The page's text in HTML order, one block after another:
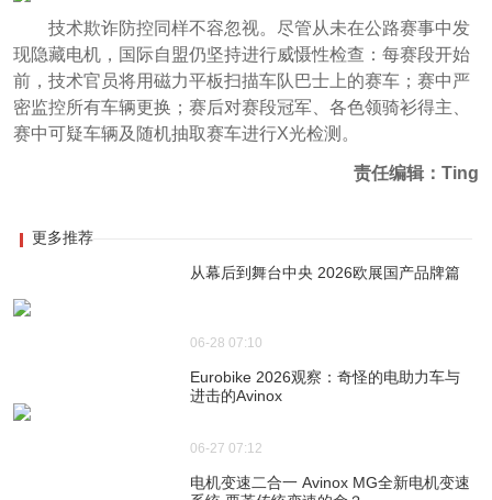
技术欺诈防控同样不容忽视。尽管从未在公路赛事中发
现隐藏电机，国际自盟仍坚持进行威慑性检查：每赛段开始
前，技术官员将用磁力平板扫描车队巴士上的赛车；赛中严
密监控所有车辆更换；赛后对赛段冠军、各色领骑衫得主、
赛中可疑车辆及随机抽取赛车进行X光检测。
责任编辑：Ting
更多推荐
从幕后到舞台中央 2026欧展国产品牌篇
06-28 07:10
Eurobike 2026观察：奇怪的电助力车与
进击的Avinox
06-27 07:12
电机变速二合一 Avinox MG全新电机变速